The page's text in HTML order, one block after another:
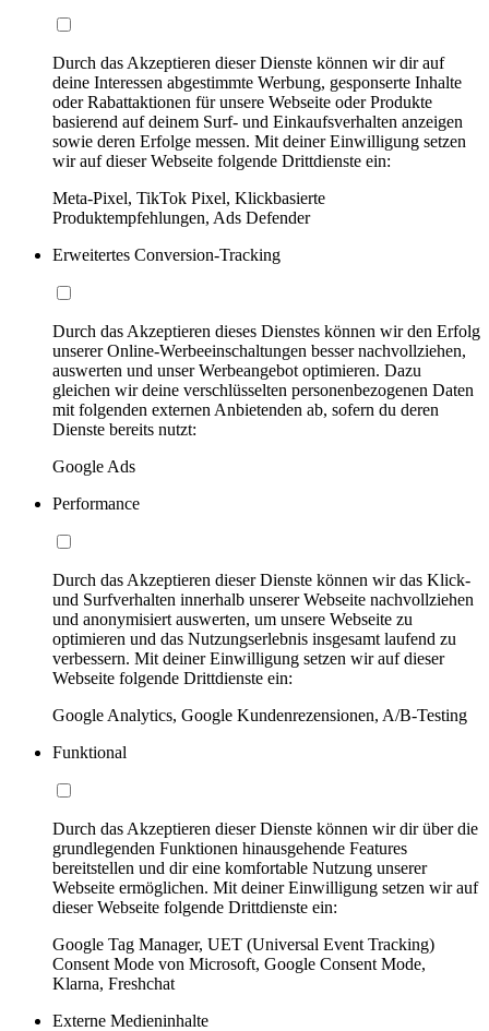
Durch das Akzeptieren dieser Dienste können wir dir auf
deine Interessen abgestimmte Werbung, gesponserte Inhalte
oder Rabattaktionen für unsere Webseite oder Produkte
basierend auf deinem Surf- und Einkaufsverhalten anzeigen
sowie deren Erfolge messen. Mit deiner Einwilligung setzen
wir auf dieser Webseite folgende Drittdienste ein:
Meta-Pixel, TikTok Pixel, Klickbasierte
Produktempfehlungen, Ads Defender
Erweitertes Conversion-Tracking
Durch das Akzeptieren dieses Dienstes können wir den Erfolg
unserer Online-Werbeeinschaltungen besser nachvollziehen,
auswerten und unser Werbeangebot optimieren. Dazu
gleichen wir deine verschlüsselten personenbezogenen Daten
mit folgenden externen Anbietenden ab, sofern du deren
Dienste bereits nutzt:
Google Ads
Performance
Durch das Akzeptieren dieser Dienste können wir das Klick-
und Surfverhalten innerhalb unserer Webseite nachvollziehen
und anonymisiert auswerten, um unsere Webseite zu
optimieren und das Nutzungserlebnis insgesamt laufend zu
verbessern. Mit deiner Einwilligung setzen wir auf dieser
Webseite folgende Drittdienste ein:
Google Analytics, Google Kundenrezensionen, A/B-Testing
Funktional
Durch das Akzeptieren dieser Dienste können wir dir über die
grundlegenden Funktionen hinausgehende Features
bereitstellen und dir eine komfortable Nutzung unserer
Webseite ermöglichen. Mit deiner Einwilligung setzen wir auf
dieser Webseite folgende Drittdienste ein:
Google Tag Manager, UET (Universal Event Tracking)
Consent Mode von Microsoft, Google Consent Mode,
Klarna, Freshchat
Externe Medieninhalte